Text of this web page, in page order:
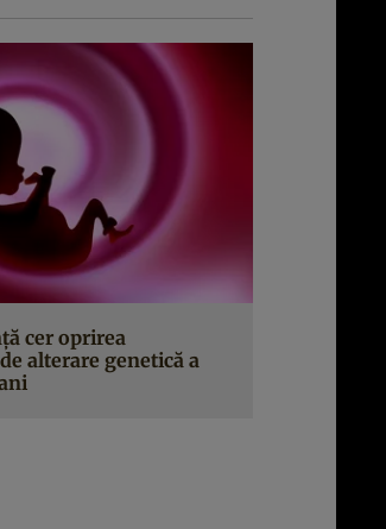
cer oprirea
alterare genetică a